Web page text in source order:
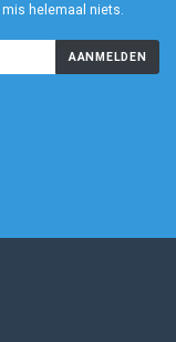
helemaal niets.
AANMELDEN